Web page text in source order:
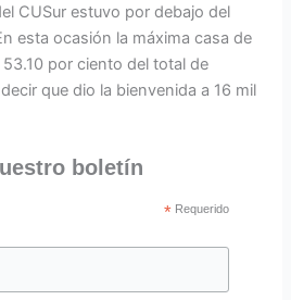
CUSur estuvo por debajo del
esta ocasión la máxima casa de
por ciento del total de
que dio la bienvenida a 16 mil
boletín
* Requerido